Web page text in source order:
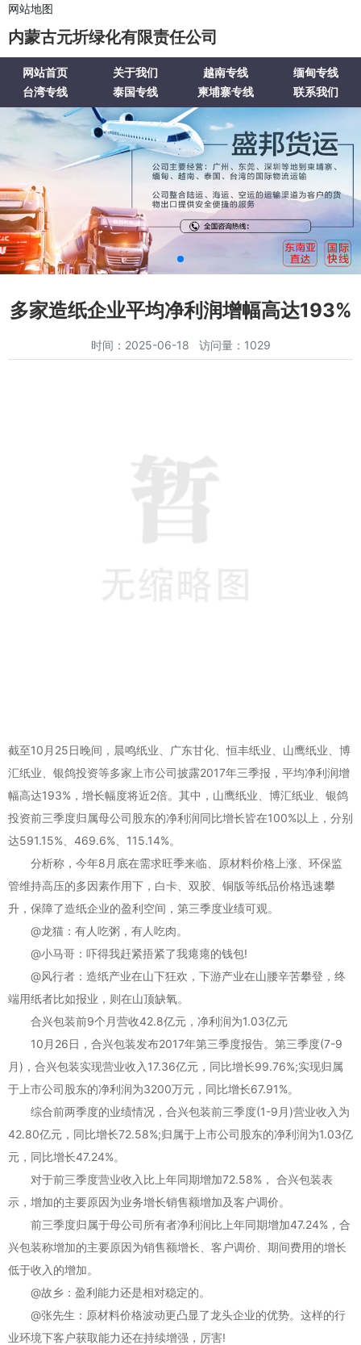
网站地图
内蒙古元圻绿化有限责任公司
网站首页 关于我们 越南专线
缅甸专线
台湾专线
泰国专线 柬埔寨专线 联系我们
多家造纸企业平均净利润增幅高达193%
时间：2025-06-18 访问量：1029
截至10月25日晚间，晨鸣纸业、广东甘化、恒丰纸业、山鹰纸业、博
汇纸业、银鸽投资等多家上市公司披露2017年三季报，平均净利润增
幅高达193%，增长幅度将近2倍。其中，山鹰纸业、博汇纸业、银鸽
投资前三季度归属母公司股东的净利润同比增长皆在100%以上，分别
达591.15%、469.6%、115.14%。
分析称，今年8月底在需求旺季来临、原材料价格上涨、环保监
管维持高压的多因素作用下，白卡、双胶、铜版等纸品价格迅速攀
升，保障了造纸企业的盈利空间，第三季度业绩可观。
@龙猫：有人吃粥，有人吃肉。
@小马哥：吓得我赶紧捂紧了我瘪瘪的钱包!
@风行者：造纸产业在山下狂欢，下游产业在山腰辛苦攀登，终
端用纸者比如报业，则在山顶缺氧。
合兴包装前9个月营收42.8亿元，净利润为1.03亿元
10月26日，合兴包装发布2017年第三季度报告。第三季度(7-9
月)，合兴包装实现营业收入17.36亿元，同比增长99.76%;实现归属
于上市公司股东的净利润为3200万元，同比增长67.91%。
综合前两季度的业绩情况，合兴包装前三季度(1-9月)营业收入为
42.80亿元，同比增长72.58%;归属于上市公司股东的净利润为1.03亿
元，同比增长47.24%。
对于前三季度营业收入比上年同期增加72.58%， 合兴包装表
示，增加的主要原因为业务增长销售额增加及客户调价。
前三季度归属于母公司所有者净利润比上年同期增加47.24%，合
兴包装称增加的主要原因为销售额增长、客户调价、期间费用的增长
低于收入的增加。
@故乡：盈利能力还是相对稳定的。
@张先生：原材料价格波动更凸显了龙头企业的优势。这样的行
业环境下客户获取能力还在持续增强，厉害!